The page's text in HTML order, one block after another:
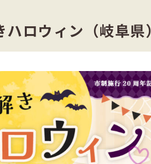
ロウィン（岐阜県）